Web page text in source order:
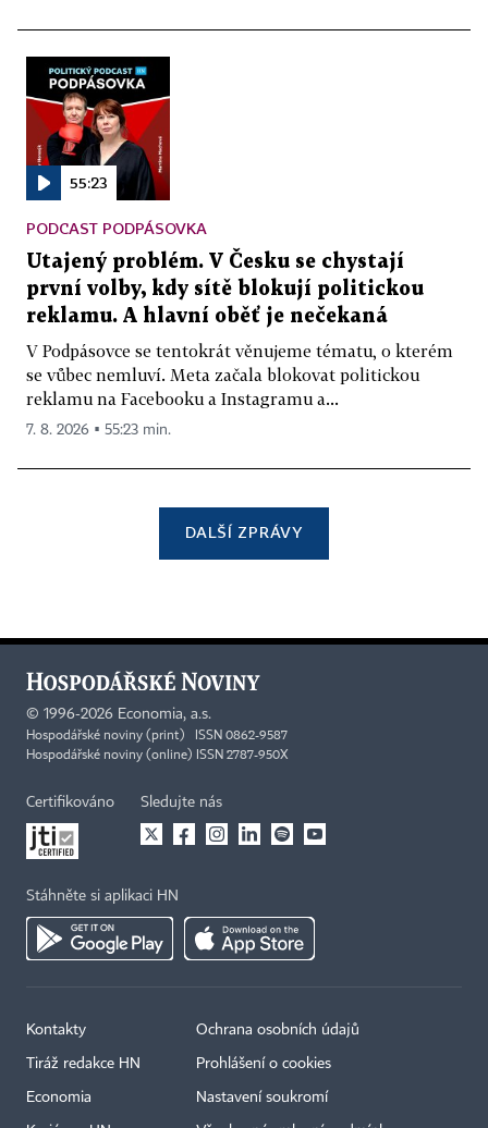
55:23
PODCAST PODPÁSOVKA
Utajený problém. V Česku se chystají
první volby, kdy sítě blokují politickou
reklamu. A hlavní oběť je nečekaná
V Podpásovce se tentokrát věnujeme tématu, o kterém
se vůbec nemluví. Meta začala blokovat politickou
reklamu na Facebooku a Instagramu a...
7. 8. 2026 ▪ 55:23 min.
DALŠÍ ZPRÁVY
© 1996-2026 Economia, a.s.
Hospodářské noviny (print) ISSN 0862-9587
Hospodářské noviny (online) ISSN 2787-950X
Certifikováno Sledujte nás
Stáhněte si aplikaci HN
Kontakty
Tiráž redakce HN
Economia
Ochrana osobních údajů
Prohlášení o cookies
Nastavení soukromí